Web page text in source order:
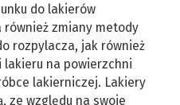
do lakierów
również zmiany metody
rozpylacza, jak również
na powierzchni
lakierniczej. Lakiery
ze względu na swoje